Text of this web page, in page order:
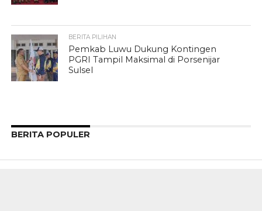
BERITA PILIHAN
Pemkab Luwu Dukung Kontingen
PGRI Tampil Maksimal di Porsenijar
Sulsel
BERITA POPULER